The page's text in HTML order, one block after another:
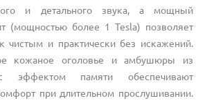
и детального звука, а мощный
(мощностью более 1 Tesla) позволяет
чистым и практически без искажений.
кожаное оголовье и амбушюры из
памяти обеспечивают
при длительном прослушивании.